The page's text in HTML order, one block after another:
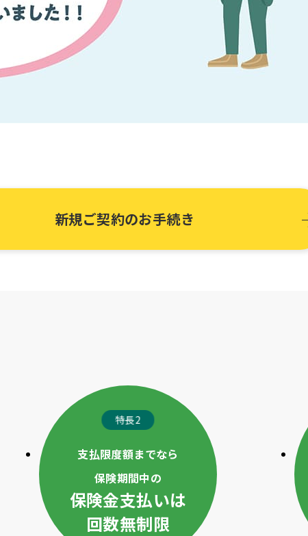
新規ご契約のお手続き
特長2
支払限度額までなら
保険期間中の
保険金支払いは
回数無制限